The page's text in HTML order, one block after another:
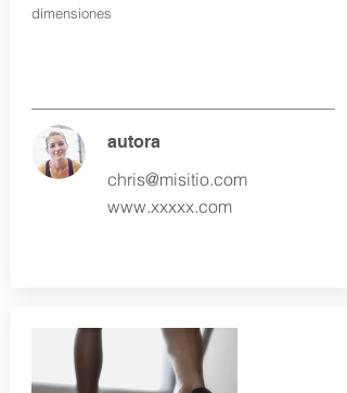
dimensiones
autora
chris@misitio.com
www.xxxxx.com